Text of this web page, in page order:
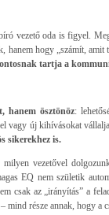
vezető oda is figyel.
hanem hogy „számít, amit
tartja a
hanem ösztönöz:
vagy új kihívásokat
sikerekhez is.
vezetővel
EQ nem születik
csak az „irányítás” a
mind része annak, hogy a